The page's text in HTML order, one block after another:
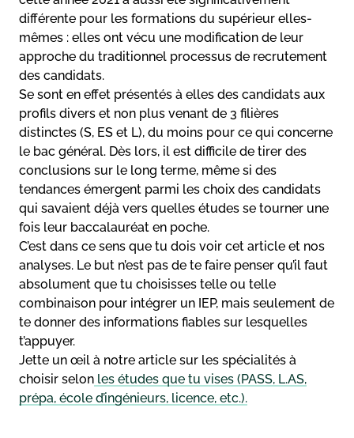
différente pour les formations du supérieur elles-
mêmes : elles ont vécu une modification de leur
approche du traditionnel processus de recrutement
des candidats.
Se sont en effet présentés à elles des candidats aux
profils divers et non plus venant de 3 filières
distinctes (S, ES et L), du moins pour ce qui concerne
le bac général. Dès lors, il est difficile de tirer des
conclusions sur le long terme, même si des
tendances émergent parmi les choix des candidats
qui savaient déjà vers quelles études se tourner une
fois leur baccalauréat en poche.
C’est dans ce sens que tu dois voir cet article et nos
analyses. Le but n’est pas de te faire penser qu’il faut
absolument que tu choisisses telle ou telle
combinaison pour intégrer un IEP, mais seulement de
te donner des informations fiables sur lesquelles
t’appuyer.
Jette un œil à notre article sur les spécialités à
choisir selon les études que tu vises (PASS, L.AS,
prépa, école d’ingénieurs, licence, etc.).